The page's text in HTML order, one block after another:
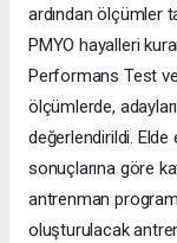
ardından ölçümler
PMYO hayalleri
Performans Test ve
ölçümlerde,
değerlendirildi. Elde
sonuçlarına göre
antrenman
oluşturulacak